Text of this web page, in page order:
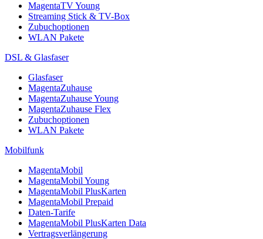
MagentaTV Young
Streaming Stick & TV-Box
Zubuchoptionen
WLAN Pakete
DSL & Glasfaser
Glasfaser
MagentaZuhause
MagentaZuhause Young
MagentaZuhause Flex
Zubuchoptionen
WLAN Pakete
Mobilfunk
MagentaMobil
MagentaMobil Young
MagentaMobil PlusKarten
MagentaMobil Prepaid
Daten-Tarife
MagentaMobil PlusKarten Data
Vertragsverlängerung